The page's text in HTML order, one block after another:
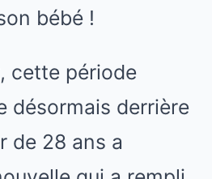
cette période
désormais derrière
de 28 ans a